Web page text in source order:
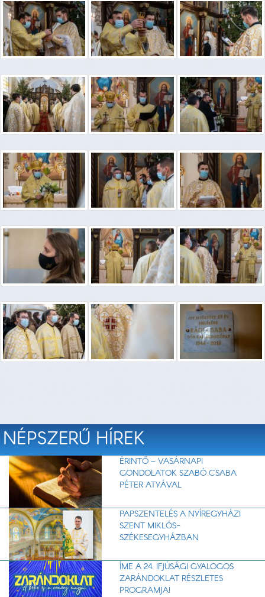
NÉPSZERŰ HÍREK
ÉRINTŐ – VASÁRNAPI
GONDOLATOK SZABÓ CSABA
PÉTER ATYÁVAL
PAPSZENTELÉS A NYÍREGYHÁZI
SZENT MIKLÓS-
SZÉKESEGYHÁZBAN
ÍME A 24. IFJÚSÁGI GYALOGOS
ZARÁNDOKLAT RÉSZLETES
PROGRAMJA!